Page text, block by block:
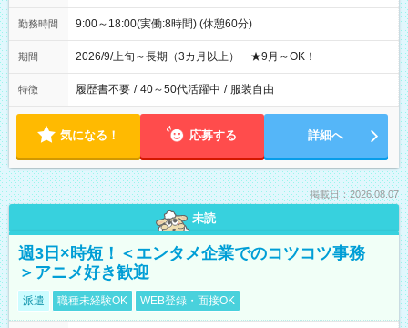
勤務時間 9:00～18:00(実働:8時間) (休憩60分)
期間 2026/9/上旬～長期（3カ月以上） ★9月～OK！
特徴 履歴書不要 / 40～50代活躍中 / 服装自由
気になる！ 応募する 詳細へ
掲載日：2026.08.07
未読
週3日×時短！＜エンタメ企業でのコツコツ事務
＞アニメ好き歓迎
派遣 職種未経験OK WEB登録・面接OK